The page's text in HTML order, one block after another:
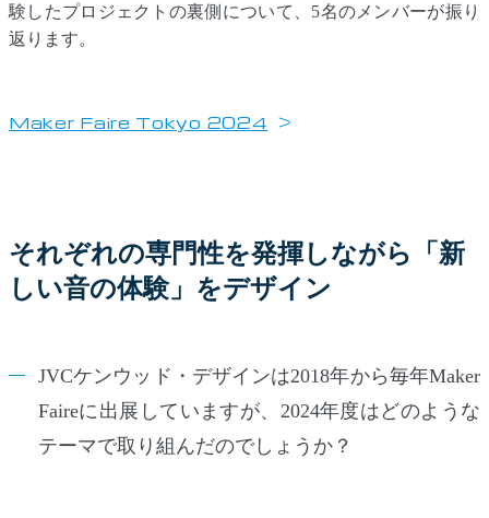
験したプロジェクトの裏側について、5名のメンバーが振り
返ります。
Maker Faire Tokyo 2024
それぞれの専門性を発揮しながら
「新
しい音の体験」 をデザイン
JVCケンウッド・デザインは2018年から毎年Maker
Faireに出展していますが、2024年度はどのような
テーマで取り組んだのでしょうか？